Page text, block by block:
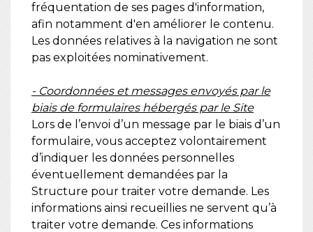
fréquentation de ses pages d'information,
afin notamment d'en améliorer le contenu.
Les données relatives à la navigation ne sont
pas exploitées nominativement.
- Coordonnées et messages envoyés par le
biais de formulaires hébergés par le Site
Lors de l’envoi d’un message par le biais d’un
formulaire, vous acceptez volontairement
d’indiquer les données personnelles
éventuellement demandées par la
Structure pour traiter votre demande. Les
informations ainsi recueillies ne servent qu’à
traiter votre demande. Ces informations